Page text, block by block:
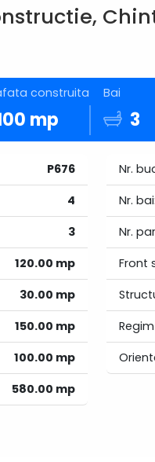
construita
mp
Bai
3
P676
4
3
120.00 mp
30.00 mp
150.00 mp
100.00 mp
580.00 mp
Nr.
Nr. bai:
Nr.
Front